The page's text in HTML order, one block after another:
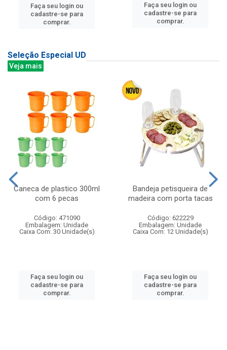
Faça seu login ou
cadastre-se para
comprar.
Faça seu login ou
cadastre-se para
comprar.
Seleção Especial UD
Veja mais
Caneca de plastico 300ml
com 6 pecas
Código: 471090
Embalagem: Unidade
Caixa Com: 30 Unidade(s)
Faça seu login ou
cadastre-se para
comprar.
Bandeja petisqueira de
madeira com porta tacas
Código: 622229
Embalagem: Unidade
Caixa Com: 12 Unidade(s)
Faça seu login ou
cadastre-se para
comprar.